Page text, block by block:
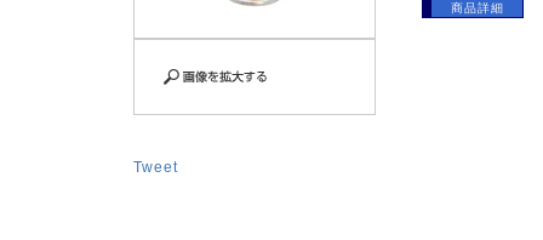
Tweet
商品詳細